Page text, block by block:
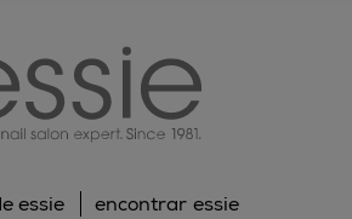
essie
encontrar essie